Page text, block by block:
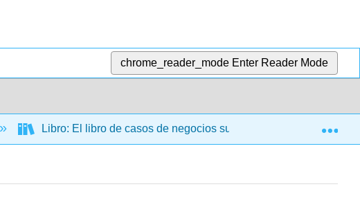
chrome_reader_mode Enter Reader Mode
Libro: El libro de casos de negocios sustentables 6: